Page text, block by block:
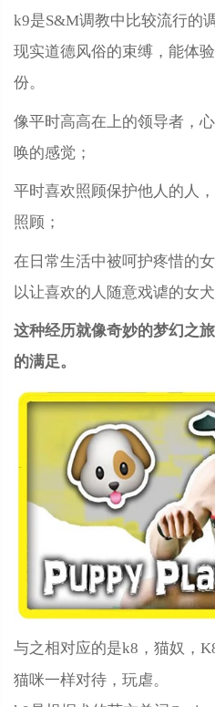
k9是S&M调教中比较流行的
现实道德风俗的束缚，能体
份。
像平时高高在上的领导者，
唤的感觉；
平时喜欢照顾保护他人的人
照顾；
在日常生活中被呵护疼惜的
以让喜欢的人随意戏谑的女犬
这种经历就像奇妙的梦幻之
的满足。
与之相对应的是k8，猫奴，
猫咪一样对待，玩虐。